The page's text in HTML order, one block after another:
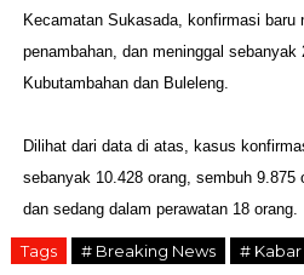
Kecamatan Sukasada, konfirmasi baru
penambahan, dan meninggal sebanyak
Kubutambahan dan Buleleng.
Dilihat dari data di atas, kasus
sebanyak 10.428 orang, sembuh 9.875
dan sedang dalam perawatan 18 orang.
Tags # Breaking News #